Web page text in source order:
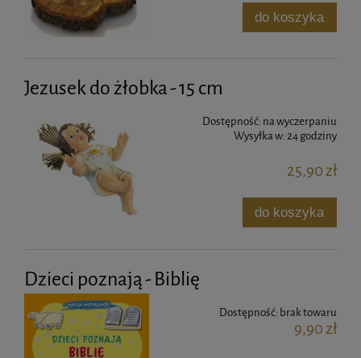
do koszyka
Jezusek do żłobka - 15 cm
Dostępność: na wyczerpaniu
Wysyłka w:24 godziny
25,90 zł
do koszyka
Dzieci poznają - Biblię
Dostępność: brak towaru
9,90 zł